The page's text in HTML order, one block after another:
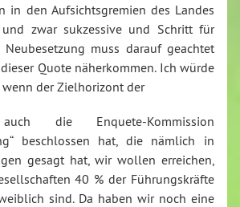
in den Aufsichtsgremien des Landes
zwar sukzessive und Schritt für
muss darauf geachtet
Quote näherkommen. Ich würde
wenn der Zielhorizont der
die Enquete-Kommission
beschlossen hat, die nämlich in
gesagt hat, wir wollen erreichen,
40 % der Führungskräfte
sind. Da haben wir noch eine